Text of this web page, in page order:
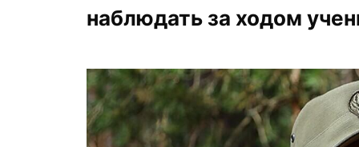
наблюдать за ходом